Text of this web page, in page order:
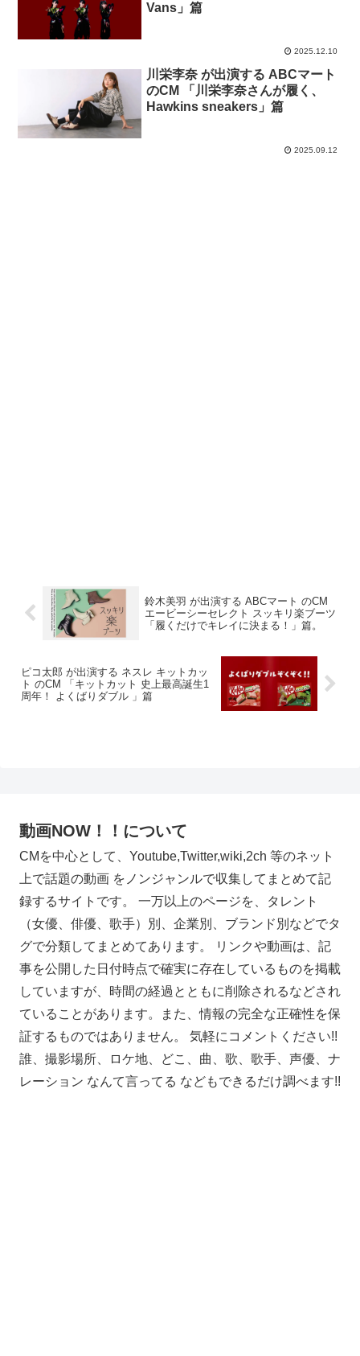
Vans」篇
2025.12.10
川栄李奈 が出演する ABCマート
のCM 「川栄李奈さんが履く、
Hawkins sneakers」篇
2025.09.12
鈴木美羽 が出演する ABCマート のCM
エービーシーセレクト スッキリ楽ブーツ
「履くだけでキレイに決まる！」篇。
ピコ太郎 が出演する ネスレ キットカッ
ト のCM 「キットカット 史上最高誕生1
周年！ よくばりダブル 」篇
動画NOW！！について
CMを中心として、Youtube,Twitter,wiki,2ch 等のネット
上で話題の動画 をノンジャンルで収集してまとめて記
録するサイトです。 一万以上のページを、タレント
（女優、俳優、歌手）別、企業別、ブランド別などでタ
グで分類してまとめてあります。 リンクや動画は、記
事を公開した日付時点で確実に存在しているものを掲載
していますが、時間の経過とともに削除されるなどされ
ていることがあります。また、情報の完全な正確性を保
証するものではありません。 気軽にコメントください!!
誰、撮影場所、ロケ地、どこ、曲、歌、歌手、声優、ナ
レーション なんて言ってる などもできるだけ調べます!!